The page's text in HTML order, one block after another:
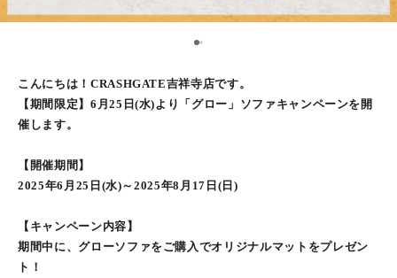
1
こんにちは！CRASHGATE吉祥寺店です。
【期間限定】6月25日(水)より「グロー」ソファキャンペーンを開
催します。
【開催期間】
2025年6月25日(水)～2025年8月17日(日)
【キャンペーン内容】
期間中に、グローソファをご購入でオリジナルマットをプレゼン
ト！